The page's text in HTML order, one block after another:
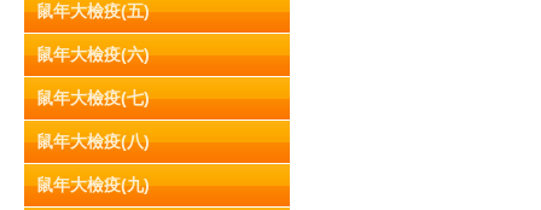
鼠年大檢疫(五)
鼠年大檢疫(六)
鼠年大檢疫(七)
鼠年大檢疫(八)
鼠年大檢疫(九)